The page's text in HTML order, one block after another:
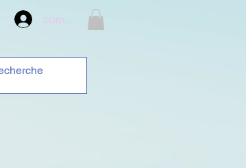
compte